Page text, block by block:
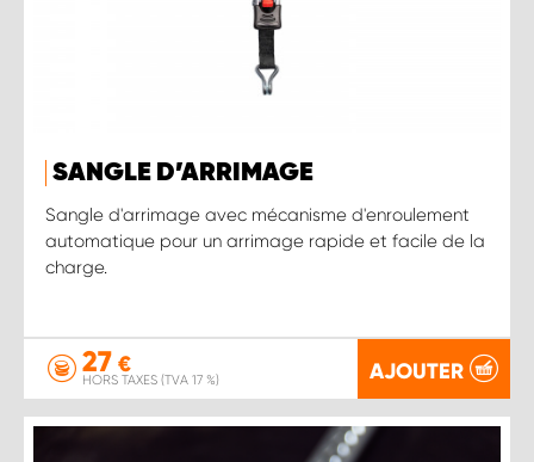
SANGLE D’ARRIMAGE
Sangle d'arrimage avec mécanisme d'enroulement
automatique pour un arrimage rapide et facile de la
charge.
27 €
HORS TAXES (TVA 17 %) AJOUTER